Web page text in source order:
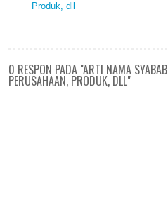
Produk, dll
0 RESPON PADA "ARTI NAMA
PERUSAHAAN, PRODUK, DLL"